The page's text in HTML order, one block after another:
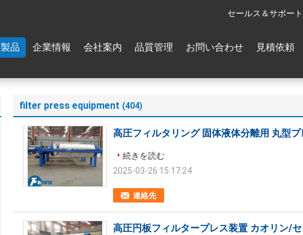
セールス＆サポー
製品 企業情報 会社案内 品質管理 お問い合わせ 見積依頼
filter press equipment (404)
高圧フィルタリング 固体液体分離用 丸型
連絡先
続きを読む
2025-03-26 15:17:24
高圧円板フィルタープレス装置 カオリン/